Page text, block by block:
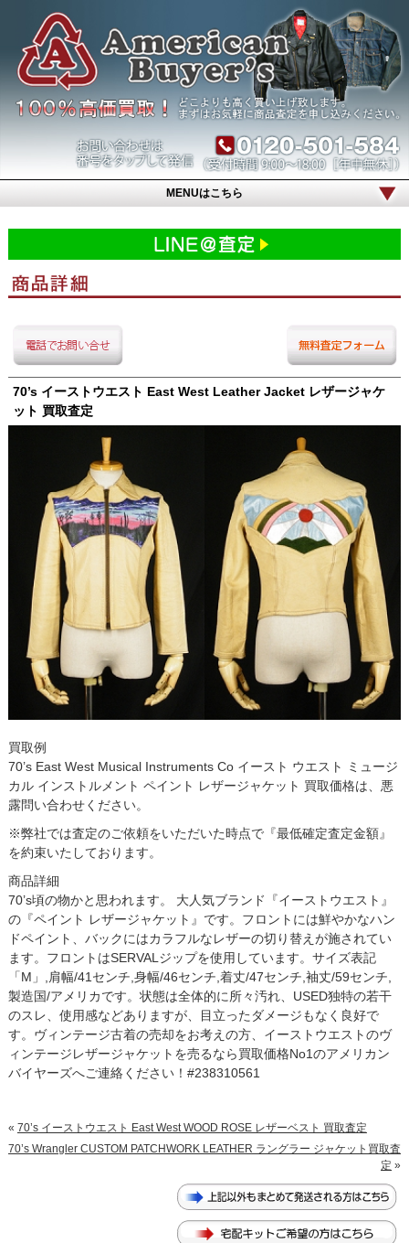
MENUはこちら
70’s イーストウエスト East West Leather Jacket レザージャケ
ット 買取査定
買取例
70’s East West Musical Instruments Co イースト ウエスト ミュージ
カル インストルメント ペイント レザージャケット 買取価格は、悪
露問い合わせください。
※弊社では査定のご依頼をいただいた時点で『最低確定査定金額』
を約束いたしております。
商品詳細
70’s頃の物かと思われます。 大人気ブランド『イーストウエスト』
の『ペイント レザージャケット』です。フロントには鮮やかなハン
ドペイント、バックにはカラフルなレザーの切り替えが施されてい
ます。フロントはSERVALジップを使用しています。サイズ表記
「M」,肩幅/41センチ,身幅/46センチ,着丈/47センチ,袖丈/59センチ,
製造国/アメリカです。状態は全体的に所々汚れ、USED独特の若干
のスレ、使用感などありますが、目立ったダメージもなく良好で
す。ヴィンテージ古着の売却をお考えの方、イーストウエストのヴ
ィンテージレザージャケットを売るなら買取価格No1のアメリカン
バイヤーズへご連絡ください！#238310561
« 70’s イーストウエスト East West WOOD ROSE レザーベスト 買取査定
70’s Wrangler CUSTOM PATCHWORK LEATHER ラングラー ジャケット買取査
定 »